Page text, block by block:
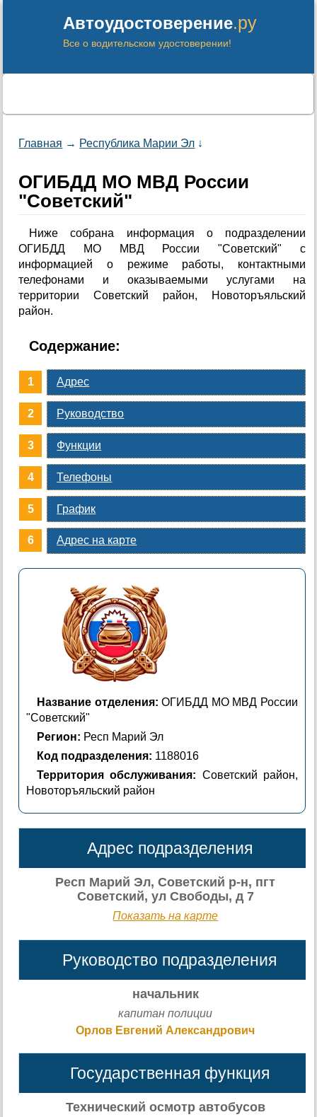
Автоудостоверение.ру
Все о водительском удостоверении!
Главная → Республика Марии Эл ↓
ОГИБДД МО МВД России
"Советский"
Ниже собрана информация о подразделении
ОГИБДД МО МВД России "Советский" с
информацией о режиме работы, контактными
телефонами и оказываемыми услугами на
территории Советский район, Новоторъяльский
район.
Содержание:
Адрес
Руководство
Функции
Телефоны
График
Адрес на карте
Название отделения: ОГИБДД МО МВД России
"Советский"
Регион: Респ Марий Эл
Код подразделения: 1188016
Территория обслуживания: Советский район,
Новоторъяльский район
Адрес подразделения
Респ Марий Эл, Советский р-н, пгт
Советский, ул Свободы, д 7
Показать на карте
Руководство подразделения
начальник
капитан полиции
Орлов Евгений Александрович
Государственная функция
Технический осмотр автобусов